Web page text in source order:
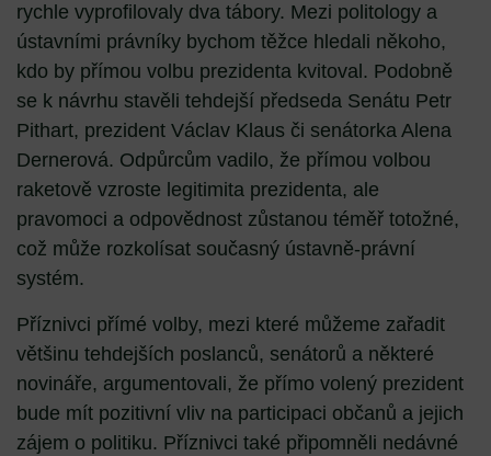
rychle vyprofilovaly dva tábory. Mezi politology a
ústavními právníky bychom těžce hledali někoho,
kdo by přímou volbu prezidenta kvitoval. Podobně
se k návrhu stavěli tehdejší předseda Senátu Petr
Pithart, prezident Václav Klaus či senátorka Alena
Dernerová. Odpůrcům vadilo, že přímou volbou
raketově vzroste legitimita prezidenta, ale
pravomoci a odpovědnost zůstanou téměř totožné,
což může rozkolísat současný ústavně-právní
systém.
Příznivci přímé volby, mezi které můžeme zařadit
většinu tehdejších poslanců, senátorů a některé
novináře, argumentovali, že přímo volený prezident
bude mít pozitivní vliv na participaci občanů a jejich
zájem o politiku. Příznivci také připomněli nedávné